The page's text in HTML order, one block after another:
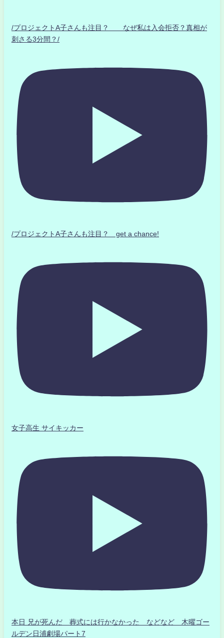
/プロジェクトA子さんも注目？ なぜ私は入会拒否？真相が
刺さる3分間？/
/プロジェクトA子さんも注目？ get a chance!
女子高生 サイキッカー
本日 兄が死んだ 葬式には行かなかった などなど 木曜ゴー
ルデン日浦劇場パート7